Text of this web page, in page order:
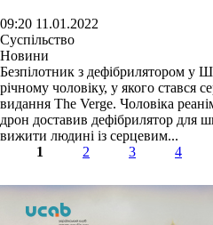
09:20 11.01.2022
Суспільство
Новини
Безпілотник з дефібрилятором у
річному чоловіку, у якого стався
видання The Verge. Чоловіка
дрон доставив дефібрилятор для
вижити людині із серцевим...
1 2 3 4